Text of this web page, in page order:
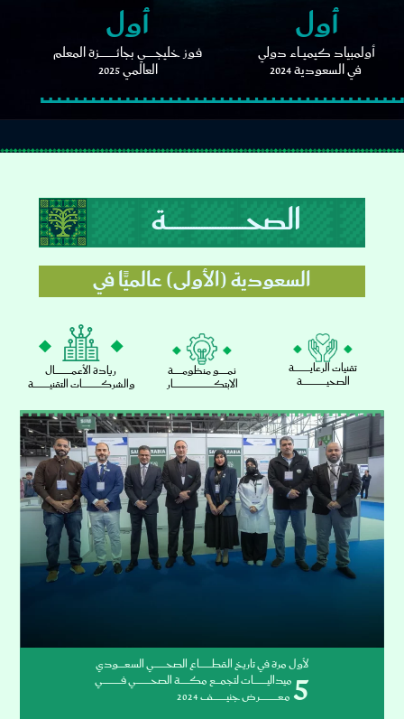
أول
أولمبياد كيميــــاء دولي
في السعودية 2024
أول
فـوز خليجــــــــــي بجائـــــــــــــــــــزة المعلم
العالمي 2025
الصحـــــــــــــــــــــــــــــة
السعودية (الأولى) عالميًّا في
تقنيات الرعايــــــــــــــــــة
الصحيـــــــــــــــــــــــــــة
نمـــــــــو منظومــــــــــة
الابتكـــــــــــــــــــــــــــــــــــــــــــــار
ريادة الأعمــــــــــــــــــال
والشركـــــــــــــــــــــات التقنيــــــــــــــــــة
لأول مرة في تاريخ القطــــــــــــــاع الصحـــــــــــــي السعـــــــودي
5ميداليـــــــــــــــات لتجمـــــع مكــــــــــة الصحــــــــــــــــي فــــــــــــــــــــي
معــــــــــــــــــــرض جنيـــــــــــــــف 2024